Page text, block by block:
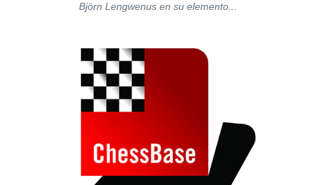
Björn Lengwenus en su elemento...